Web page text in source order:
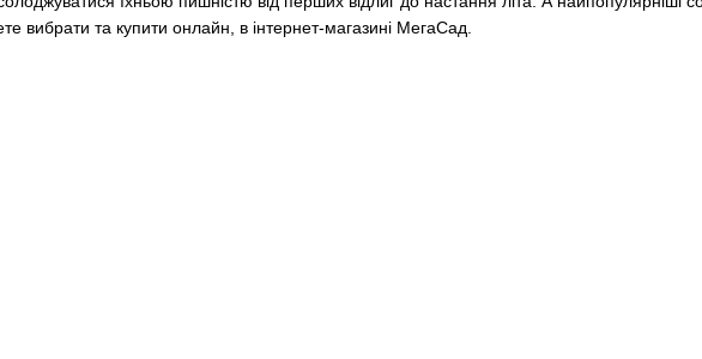
вибрати та купити онлайн, в інтернет-магазині МегаСад.